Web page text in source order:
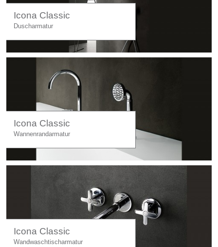
Icona Classic
Duscharmatur
Icona Classic
Wannenrandarmatur
Icona Classic
Wandwaschtischarmatur